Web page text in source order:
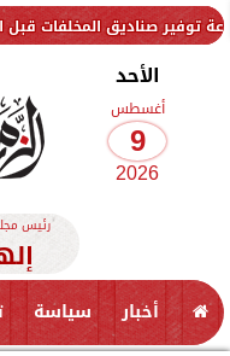
قبل انتهاء مهلة الـ15 يومًا
الأحد
أغسطس
9
2026
رئيس
أخبار سياسة